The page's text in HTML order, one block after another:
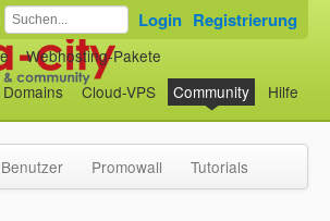
Webhosting-Pakete
Domains Cloud-VPS Community Hilfe
Login Registrierung
Benutzer Promowall Tutorials